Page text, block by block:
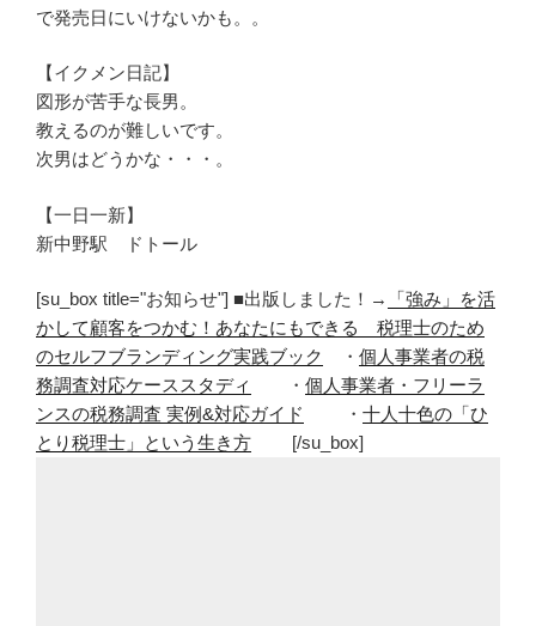
で発売日にいけないかも。。
【イクメン日記】
図形が苦手な長男。
教えるのが難しいです。
次男はどうかな・・・。
【一日一新】
新中野駅 ドトール
[su_box title="お知らせ"] ■出版しました！→
「強み」を活
かして顧客をつかむ！あなたにもできる 税理士のため
のセルフブランディング実践ブック
・ 個人事業者の税
務調査対応ケーススタディ
・ 個人事業者・フリーラ
ンスの税務調査 実例&対応ガイド
・ 十人十色の「ひ
とり税理士」という生き方 [/su_box]